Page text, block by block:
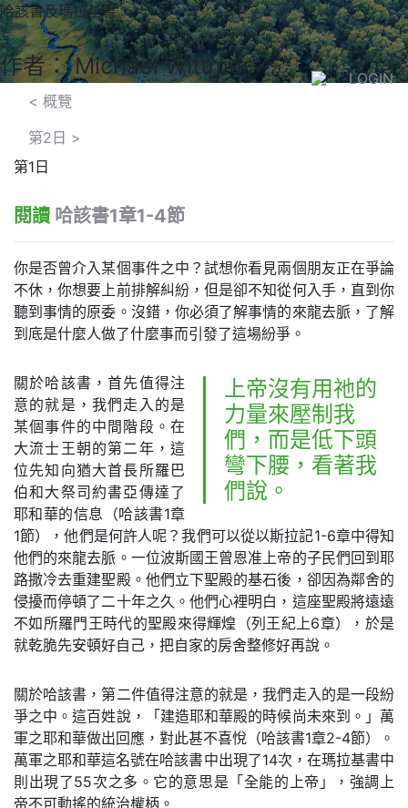
LOGIN
哈該書及瑪拉基書
作者： Michael Wittmer
< 概覽
第2日 >
第1日
閱讀 哈該書1章1-4節
你是否曾介入某個事件之中？試想你看見兩個朋友正在爭論
不休，你想要上前排解糾紛，但是卻不知從何入手，直到你
聽到事情的原委。沒錯，你必須了解事情的來龍去脈，了解
到底是什麼人做了什麼事而引發了這場紛爭。
上帝沒有用祂的
力量來壓制我
們，而是低下頭
彎下腰，看著我
們說。
關於哈該書，首先值得注
意的就是，我們走入的是
某個事件的中間階段。在
大流士王朝的第二年，這
位先知向猶大首長所羅巴
伯和大祭司約書亞傳達了
耶和華的信息（哈該書1章
1節），他們是何許人呢？我們可以從以斯拉記1-6章中得知
他們的來龍去脈。一位波斯國王曾恩准上帝的子民們回到耶
路撒冷去重建聖殿。他們立下聖殿的基石後，卻因為鄰舍的
侵擾而停頓了二十年之久。他們心裡明白，這座聖殿將遠遠
不如所羅門王時代的聖殿來得輝煌（列王紀上6章），於是
就乾脆先安頓好自己，把自家的房舍整修好再說。
關於哈該書，第二件值得注意的就是，我們走入的是一段紛
爭之中。這百姓說，「建造耶和華殿的時候尚未來到。」萬
軍之耶和華做出回應，對此甚不喜悅（哈該書1章2-4節）。
萬軍之耶和華這名號在哈該書中出現了14次，在瑪拉基書中
則出現了55次之多。它的意思是「全能的上帝」，強調上
帝不可動搖的統治權柄。